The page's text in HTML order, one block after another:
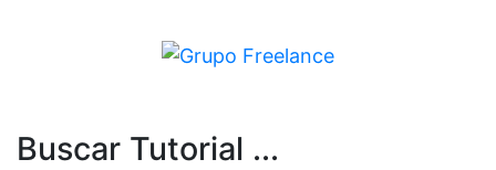
Buscar Tutorial ...